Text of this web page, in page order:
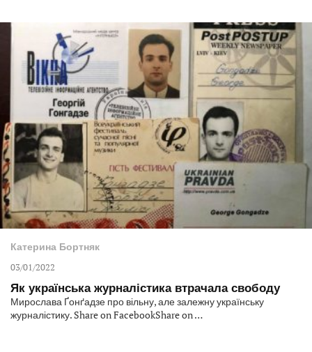
Катерина Бортняк
03/01/2022
Як українська журналістика втрачала свободу
Мирослава Ґонґадзе про вільну, але залежну українську
журналістику. Share on FacebookShare on …